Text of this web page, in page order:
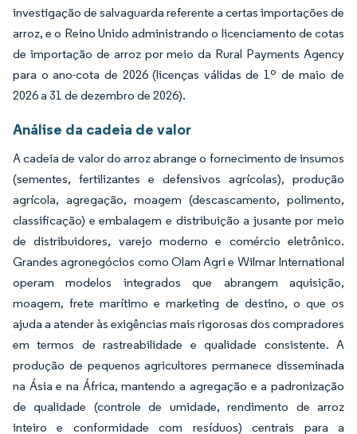
investigação de salvaguarda referente a certas importações de
arroz, e o Reino Unido administrando o licenciamento de cotas
de importação de arroz por meio da Rural Payments Agency
para o ano-cota de 2026 (licenças válidas de 1º de maio de
2026 a 31 de dezembro de 2026).
Análise da cadeia de valor
A cadeia de valor do arroz abrange o fornecimento de insumos
(sementes, fertilizantes e defensivos agrícolas), produção
agrícola, agregação, moagem (descascamento, polimento,
classificação) e embalagem e distribuição a jusante por meio
de distribuidores, varejo moderno e comércio eletrônico.
Grandes agronegócios como Olam Agri e Wilmar International
operam modelos integrados que abrangem aquisição,
moagem, frete marítimo e marketing de destino, o que os
ajuda a atender às exigências mais rigorosas dos compradores
em termos de rastreabilidade e qualidade consistente. A
produção de pequenos agricultores permanece disseminada
na Ásia e na África, mantendo a agregação e a padronização
de qualidade (controle de umidade, rendimento de arroz
inteiro e conformidade com resíduos) centrais para a